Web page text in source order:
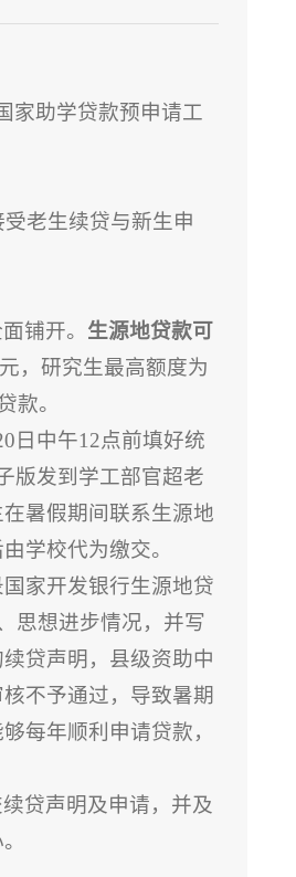
家助学贷款预申请工
老生续贷与新生申
铺开。 生源地贷款可
，研究生最高额度为
款。
日中午12点前填好统
版发到学工部官超老
暑假期间联系生源地
学校代为缴交。
国家开发银行生源地贷
思想进步情况，并写
贷声明，县级资助中
不予通过，导致暑期
每年顺利申请贷款，
贷声明及申请，并及